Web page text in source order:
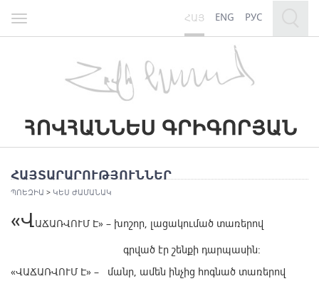
Toggle
navigation
ՀԱՅ ENG РУС
ՀԱՅՏԱՐԱՐՈՒԹՅՈՒՆՆԵՐ
ՊՈԵԶԻԱ > ԿԵՍ ԺԱՄԱՆԱԿ
«ՎԱՃԱՌՎՈՒՄ Է» – խոշոր, լացակումած տառերով
գրված էր շենքի դարպասին:
«ՎԱՃԱՌՎՈՒՄ Է» – մանր, ամեն ինչից հոգնած տառերով